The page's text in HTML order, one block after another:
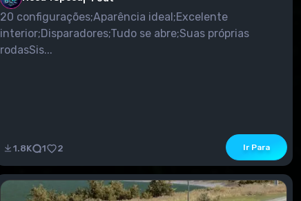
20 configurações;Aparência ideal;Excelente
interior;Disparadores;Tudo se abre;Suas próprias
rodasSis...
1.8K 1 2 Ir Para